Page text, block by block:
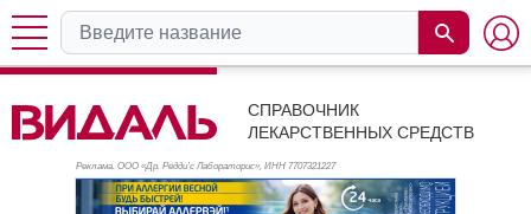
СПРАВОЧНИК
ЛЕКАРСТВЕННЫХ СРЕДСТВ
Реклама. ООО «Др. Редди’с Лабораторис», ИНН 7707321227